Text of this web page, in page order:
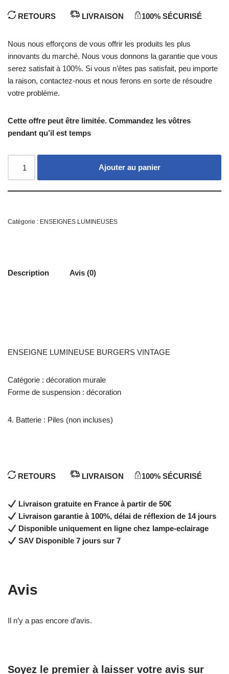
RETOURS LIVRAISON 100% SÉCURISÉ
Nous nous efforçons de vous offrir les produits les plus
innovants du marché. Nous vous donnons la garantie que vous
serez satisfait à 100%. Si vous n’êtes pas satisfait, peu importe
la raison, contactez-nous et nous ferons en sorte de résoudre
votre problème.
Cette offre peut être limitée. Commandez les vôtres
pendant qu’il est temps
Ajouter au panier
Catégorie : ENSEIGNES LUMINEUSES
Description Avis (0)
ENSEIGNE LUMINEUSE BURGERS VINTAGE
Catégorie : décoration murale
Forme de suspension : décoration
4. Batterie : Piles (non incluses)
RETOURS LIVRAISON 100% SÉCURISÉ
Livraison gratuite en France à partir de 50€
Livraison garantie à 100%, délai de réflexion de 14 jours
Disponible uniquement en ligne chez lampe-eclairage
SAV Disponible 7 jours sur 7
Avis
Il n’y a pas encore d’avis.
Soyez le premier à laisser votre avis sur